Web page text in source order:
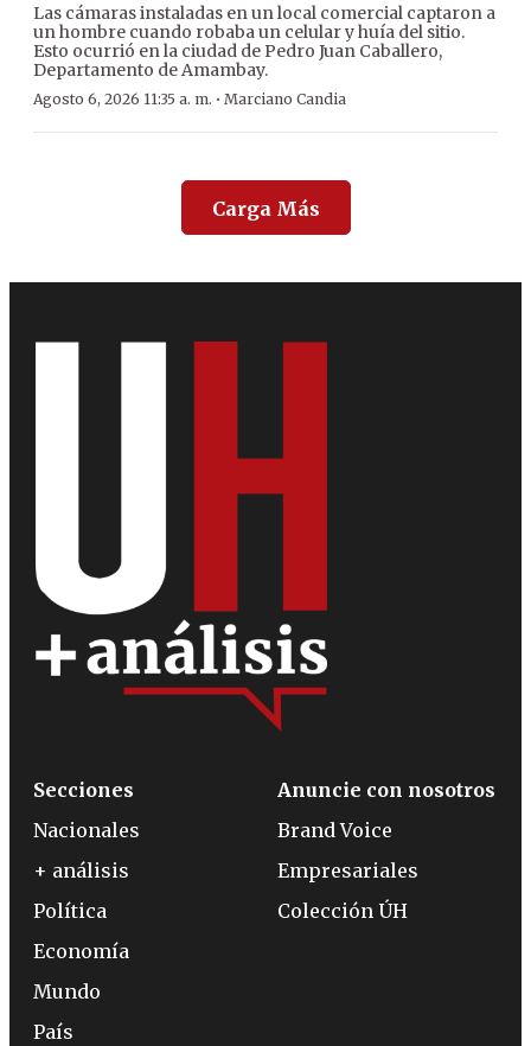
Las cámaras instaladas en un local comercial captaron a
un hombre cuando robaba un celular y huía del sitio.
Esto ocurrió en la ciudad de Pedro Juan Caballero,
Departamento de Amambay.
Agosto 6, 2026 11:35 a. m. · Marciano Candia
Carga Más
Secciones
Nacionales
+ análisis
Política
Economía
Mundo
País
Anuncie con nosotros
Brand Voice
Empresariales
Colección ÚH